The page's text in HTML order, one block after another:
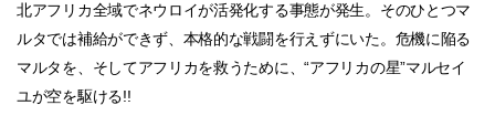
北アフリカ全域でネウロイが活発化する事態が発生。そのひとつマ
ルタでは補給ができず、本格的な戦闘を行えずにいた。危機に陥る
マルタを、そしてアフリカを救うために、“アフリカの星”マルセイ
ユが空を駆ける!!